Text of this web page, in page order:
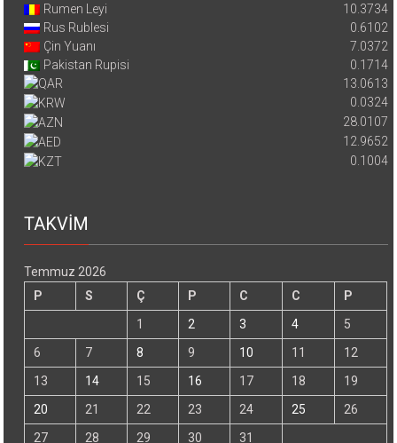
Rumen Leyi
10.3734
Rus Rublesi
0.6102
Çin Yuanı
7.0372
Pakistan Rupisi
0.1714
13.0613
0.0324
28.0107
12.9652
0.1004
TAKVİM
Temmuz 2026
P
S Ç P C C
P
1
2 3 4
5
6
7 8 9 10 11
12
13
14 15 16 17 18
19
20
21 22 23 24 25
26
27
28 29 30 31